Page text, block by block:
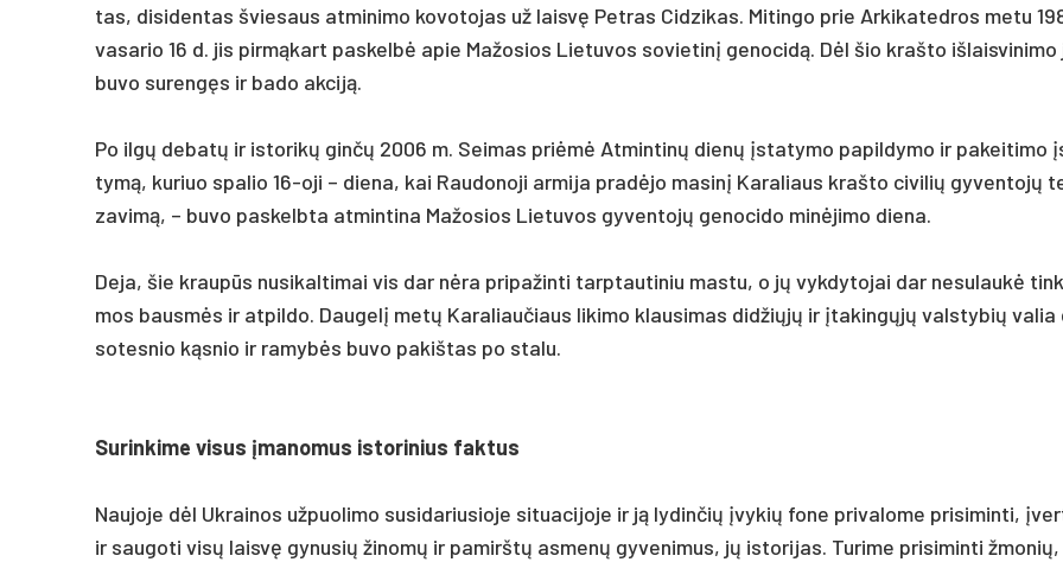
tas, di­si­den­tas švie­saus at­mi­ni­mo ko­vo­to­jas už laisvę Pet­ras Ci­dzi­kas. Mi­tin­go prie Ar­ki­ka­ted­ros me­tu
va­sa­rio 16 d. jis pirmą­kart pa­skelbė apie Ma­žo­sios Lie­tu­vos so­vie­tinį ge­no­cidą. Dėl šio kraš­to iš­lais­vi­ni­mo
bu­vo su­rengęs ir ba­do ak­ciją.
Po ilgų de­batų ir is­to­rikų ginčų 2006 m. Sei­mas pri­ėmė At­min­tinų dienų įsta­ty­mo pa­pil­dy­mo ir
tymą, ku­riuo spa­lio 16-oji – die­na, kai Rau­do­no­ji ar­mi­ja pra­dėjo ma­sinį Ka­ra­liaus kraš­to ci­vi­lių gy­ven­tojų
za­vimą, – bu­vo pa­skelb­ta at­min­ti­na Ma­žo­sios Lie­tu­vos gy­ven­tojų ge­no­ci­do minė­ji­mo die­na.
De­ja, šie kraupūs nu­si­kal­ti­mai vis dar nėra pri­pa­žin­ti tarp­tau­ti­niu mas­tu, o jų vyk­dy­to­jai dar ne­su­laukė
mos bausmės ir at­pil­do. Dau­gelį metų Ka­ra­liau­čiaus li­ki­mo klau­si­mas did­žiųjų ir įta­kingųjų vals­ty­bių va­lia
so­tes­nio kąsnio ir ra­mybės bu­vo pa­kiš­tas po sta­lu.
Su­rin­ki­me vi­sus įma­no­mus is­to­ri­nius fak­tus
Nau­jo­je dėl Uk­rai­nos už­puo­li­mo su­si­da­riu­sio­je si­tua­ci­jo­je ir ją ly­din­čių įvy­kių fo­ne pri­va­lo­me pri­si­min­ti,
ir sau­go­ti visų laisvę gy­nu­sių ži­nomų ir pa­mirštų as­menų gy­ve­ni­mus, jų is­to­ri­jas. Tu­ri­me pri­si­min­ti